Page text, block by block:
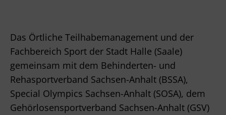
Das Örtliche Teilhabemanagement und der
Fachbereich Sport der Stadt Halle (Saale)
gemeinsam mit dem Behinderten- und
Rehasportverband Sachsen-Anhalt (BSSA),
Special Olympics Sachsen-Anhalt (SOSA), dem
Gehörlosensportverband Sachsen-Anhalt (GSV)